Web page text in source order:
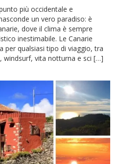
più occidentale e
un vero paradiso: è
dove il clima è sempre
inestimabile. Le Canarie
per qualsiasi tipo di viaggio, tra
windsurf, vita notturna e sci […]